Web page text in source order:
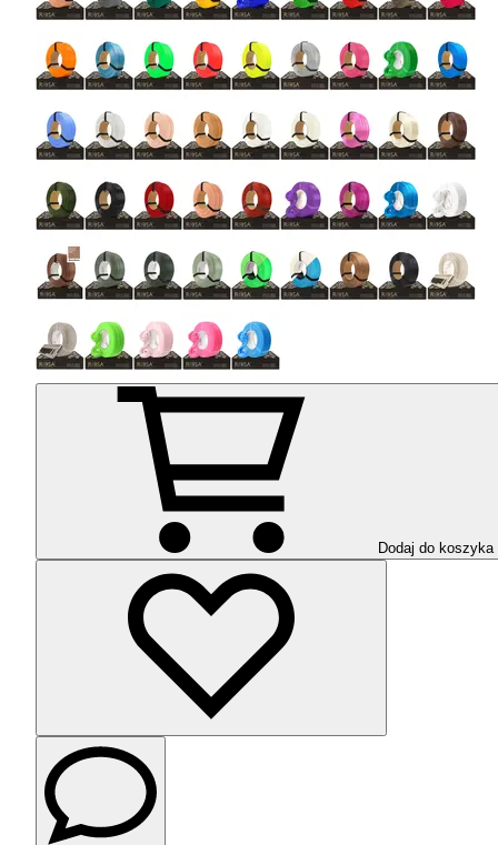
Dodaj do koszyka